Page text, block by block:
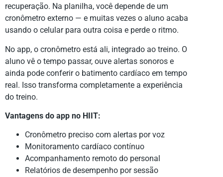
recuperação. Na planilha, você depende de um
cronômetro externo — e muitas vezes o aluno acaba
usando o celular para outra coisa e perde o ritmo.
No app, o cronômetro está ali, integrado ao treino. O
aluno vê o tempo passar, ouve alertas sonoros e
ainda pode conferir o batimento cardíaco em tempo
real. Isso transforma completamente a experiência
do treino.
Vantagens do app no HIIT:
Cronômetro preciso com alertas por voz
Monitoramento cardíaco contínuo
Acompanhamento remoto do personal
Relatórios de desempenho por sessão